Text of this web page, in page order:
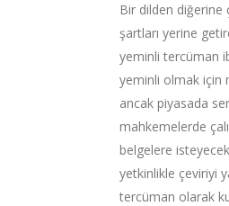
Bir dilden diğerine
şartları yerine
yeminli tercüman
yeminli olmak için
ancak piyasada
mahkemelerde
belgelere
yetkinlikle çeviriyi
tercüman olarak